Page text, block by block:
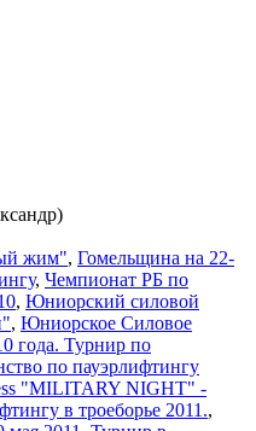
жим", Гомельщина на 22-
, Чемпионат РБ по
, Юниорский силовой
, Юниорское Силовое
года. Турнир по
по пауэрлифтингу
"MILITARY NIGHT" -
в троеборье 2011.,